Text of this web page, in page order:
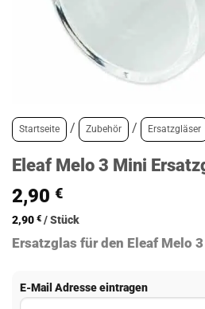
Startseite / Zubehör / Ersatzgläser
Eleaf Melo 3 Mini
2,90 €
2,90 € /Stück
Ersatzglas für den Eleaf Melo
E-Mail Adresse eintragen